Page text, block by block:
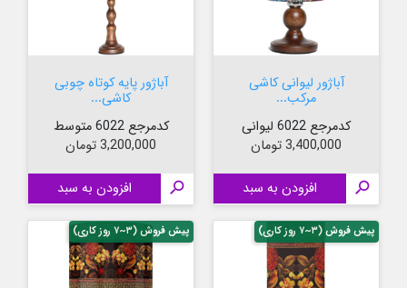
آباژور لیوانی کاشی
مرکب...
کدمرجع 6022 لیوانی
قیمت
3,400,000 تومان
 افزودن به سبد
آباژور پایه کوتاه چوبی
کاشی...
کدمرجع 6022 متوسط
قیمت
3,200,000 تومان
 افزودن به سبد
پیش فروش (۳~۷ روز کاری) پیش فروش (۳~۷ روز کاری)